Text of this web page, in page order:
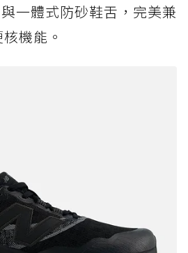
一體式防砂鞋舌，完美兼
機能。